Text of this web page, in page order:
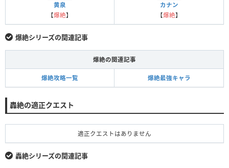
黄泉
【爆絶】
カナン
【爆絶】
爆絶シリーズの関連記事
爆絶の関連記事
爆絶攻略一覧 爆絶最強キャラ
轟絶の適正クエスト
適正クエストはありません
轟絶シリーズの関連記事